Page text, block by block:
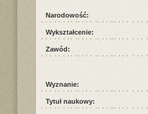
Narodowość:
Wykształcenie:
Zawód:
Wyznanie:
Tytuł naukowy: